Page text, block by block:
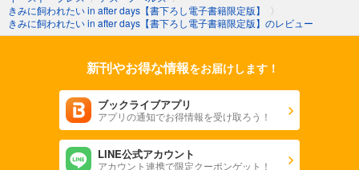
きみに飼われたい in after days【書下ろし電子書籍限定版】
〉
きみに飼われたい in after days【書下ろし電子書籍限定版】のレビュー
新刊やお得な情報をお届けします！
ブックライブアプリ
アプリの通知でお得情報を受け取ろう！
LINE公式アカウント
アカウント連携で限定クーポンゲット！